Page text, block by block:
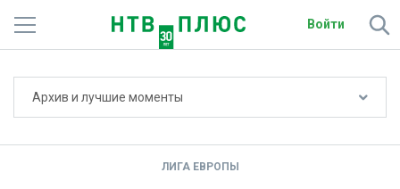
Войти
Архив и лучшие моменты
ЛИГА ЕВРОПЫ